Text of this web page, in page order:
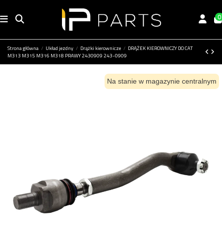
0
Strona główna Układ jezdny Drążki kierownicze
DRĄŻEK KIEROWNICZY DO CAT
M313 M315 M316 M318 PRAWY 2430909 243-0909
Na stanie w magazynie centralnym